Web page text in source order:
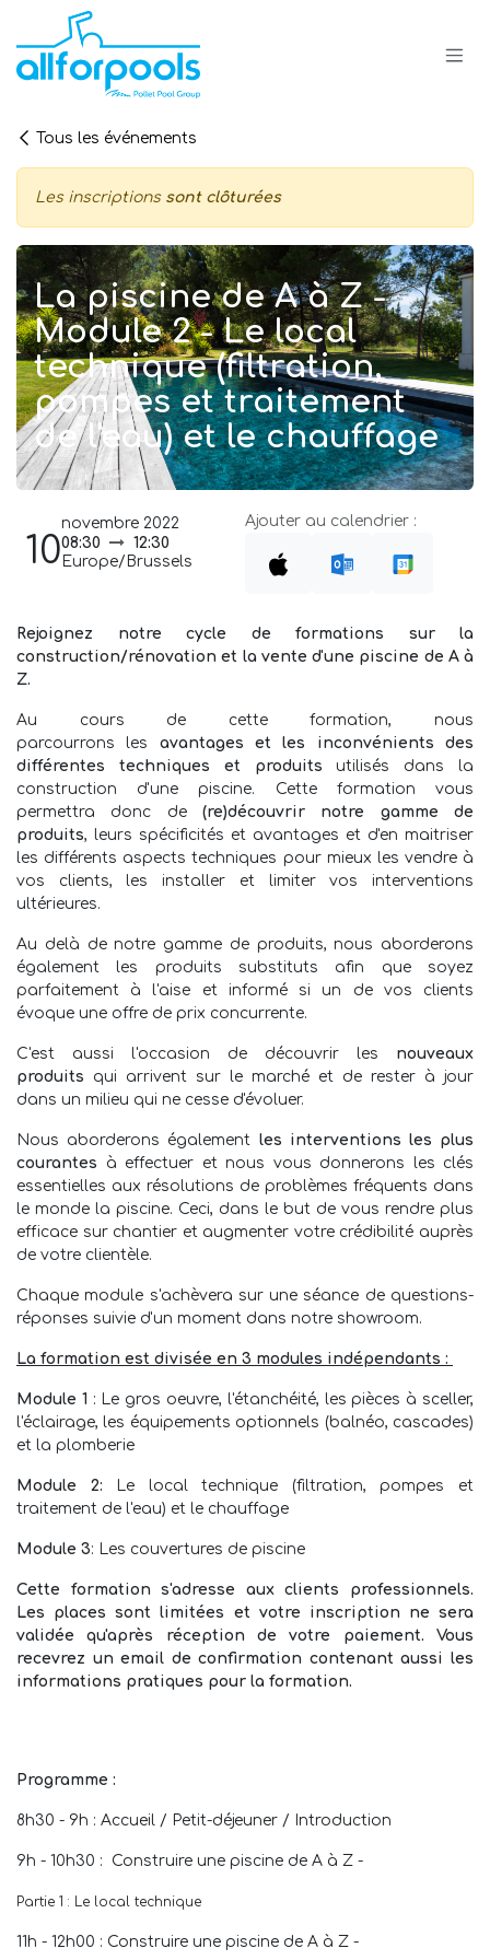
Se rendre au contenu
Tous les événements
Les inscriptions sont clôturées
La piscine de A à Z -
Module 2 - Le local
technique (filtration,
pompes et traitement
de l'eau) et le chauffage
10
novembre 2022
08:30
12:30
Europe/Brussels
Ajouter au calendrier :
Rejoignez notre cycle de formations sur la
construction/rénovation et la vente d'une piscine de A à
Z.
Au cours de cette formation, nous
parcourrons les avantages et les inconvénients des
différentes techniques et produitsutilisés dans la
construction d'une piscine. Cette formation vous
permettra donc de (re)découvrir notre gamme de
produits, leurs spécificités et avantages et d'en maitriser
les différents aspects techniques pour mieux les vendre à
vos clients, les installer et limiter vos interventions
ultérieures.
Au delà de notre gamme de produits, nous aborderons
également les produits substituts afin que soyez
parfaitement à l'aise et informé si un de vos clients
évoque une offre de prix concurrente.
C'est aussi l'occasion de découvrir les nouveaux
produits qui arrivent sur le marché et de rester à jour
dans un milieu qui ne cesse d'évoluer.
Nous aborderons également les interventions les plus
courantes à effectuer et nous vous donnerons les clés
essentielles aux résolutions de problèmes fréquents dans
le monde la piscine. Ceci, dans le but de vous rendre plus
efficace sur chantier et augmenter votre crédibilité auprès
de votre clientèle.
Chaque module s'achèvera sur une séance de questions-
réponses suivie d'un moment dans notre showroom.
La formation est divisée en 3 modules indépendants :
Module 1 : Le gros oeuvre, l'étanchéité, les pièces à sceller,
l'éclairage, les équipements optionnels (balnéo, cascades)
et la plomberie
Module 2: Le local technique (filtration, pompes et
traitement de l'eau) et le chauffage
Module 3: Les couvertures de piscine
Cette formation s'adresse aux clients professionnels.
Les places sont limitées et votre inscription ne sera
validée qu'après réception de votre paiement. Vous
recevrez un email de confirmation contenant aussi les
informations pratiques pour la formation.
Programme :
8h30 - 9h : Accueil / Petit-déjeuner / Introduction
9h - 10h30 : Construire une piscine de A à Z -
Partie 1 : Le local technique
11h - 12h00 : Construire une piscine de A à Z -